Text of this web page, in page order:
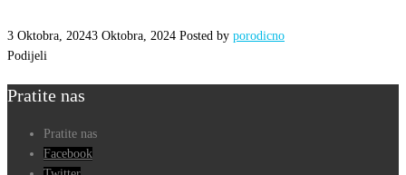
s
invaliditetom”
3 Oktobra, 20243 Oktobra, 2024 Posted by porodicno
Podijeli
Pratite nas
Pratite nas
Facebook